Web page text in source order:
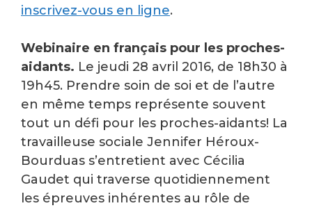
inscrivez-vous en ligne.
Webinaire en français pour les proches-
aidants. Le jeudi 28 avril 2016, de 18h30 à
19h45. Prendre soin de soi et de l’autre
en même temps représente souvent
tout un défi pour les proches-aidants! La
travailleuse sociale Jennifer Héroux-
Bourduas s’entretient avec Cécilia
Gaudet qui traverse quotidiennement
les épreuves inhérentes au rôle de